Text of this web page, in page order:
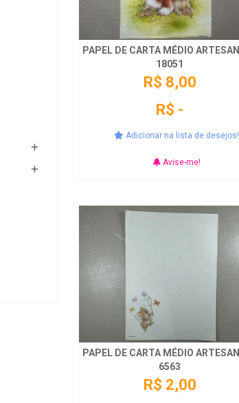
PAPEL DE CARTA MÉDIO
18051
R$ 8,00
R$ -
Adicionar na lista de desejos!
Avise-me!
PAPEL DE CARTA MÉDIO
6563
R$ 2,00